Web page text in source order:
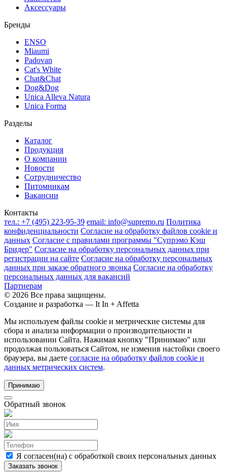
Аксессуары
Бренды
ENSO
Miaumi
Padovan
Cat's White
Chat&Chat
Dog&Dog
Unica Alleva Natura
Unica Forma
Разделы
Каталог
Продукция
О компании
Новости
Сотрудничество
Питомникам
Вакансии
Контакты
тел.: +7 (495) 223-95-39 email: info@supremo.ru Политика
конфиденциальности Согласие на обработку файлов cookie и
данных Согласие с правилами программы "Супрэмо Кэш
Бридер" Согласие на обработку персональных данных при
регистрации на сайте Согласие на обработку персональных
данных при заказе обратного звонка Согласие на обработку
персональных данных для вакансий
Партнерам
© 2026 Все права защищены.
Создание и разработка — It In + Affetta
Мы используем файлы cookie и метрические системы для
сбора и анализа информации о производительности и
использовании Сайта. Нажимая кнопку "Принимаю" или
продолжая пользоваться Сайтом, не изменив настойки своего
браузера, вы даете согласие на обработку файлов cookie и
данных метрических систем.
Принимаю
Обратный звонок
Я согласен(на) с обработкой своих персональных данных